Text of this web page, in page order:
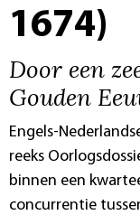
1674)
Door een
Gouden
Engels-
reeks
binnen een
concurrentie